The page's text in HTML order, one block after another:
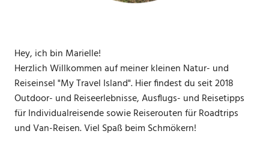
Hey, ich bin Marielle!
Herzlich Willkommen auf meiner kleinen Natur- und
Reiseinsel "My Travel Island". Hier findest du seit 2018
Outdoor- und Reiseerlebnisse, Ausflugs- und Reisetipps
für Individualreisende sowie Reiserouten für Roadtrips
und Van-Reisen. Viel Spaß beim Schmökern!